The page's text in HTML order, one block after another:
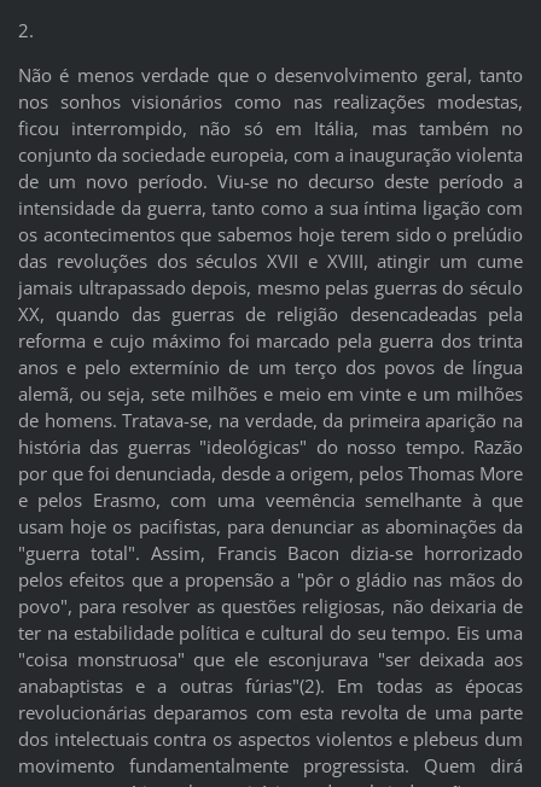
2.
Não é menos verdade que o desenvolvimento geral, tanto
nos sonhos visionários como nas realizações modestas,
ficou interrompido, não só em Itália, mas também no
conjunto da sociedade europeia, com a inauguração violenta
de um novo período. Viu-se no decurso deste período a
intensidade da guerra, tanto como a sua íntima ligação com
os acontecimentos que sabemos hoje terem sido o prelúdio
das revoluções dos séculos XVII e XVIII, atingir um cume
jamais ultrapassado depois, mesmo pelas guerras do século
XX, quando das guerras de religião desencadeadas pela
reforma e cujo máximo foi marcado pela guerra dos trinta
anos e pelo extermínio de um terço dos povos de língua
alemã, ou seja, sete milhões e meio em vinte e um milhões
de homens. Tratava-se, na verdade, da primeira aparição na
história das guerras "ideológicas" do nosso tempo. Razão
por que foi denunciada, desde a origem, pelos Thomas More
e pelos Erasmo, com uma veemência semelhante à que
usam hoje os pacifistas, para denunciar as abominações da
"guerra total". Assim, Francis Bacon dizia-se horrorizado
pelos efeitos que a propensão a "pôr o gládio nas mãos do
povo", para resolver as questões religiosas, não deixaria de
ter na estabilidade política e cultural do seu tempo. Eis uma
"coisa monstruosa" que ele esconjurava "ser deixada aos
anabaptistas e a outras fúrias"(2). Em todas as épocas
revolucionárias deparamos com esta revolta de uma parte
dos intelectuais contra os aspectos violentos e plebeus dum
movimento fundamentalmente progressista. Quem dirá